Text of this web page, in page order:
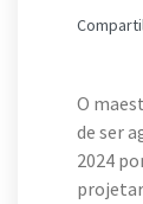
O
de ser
2024